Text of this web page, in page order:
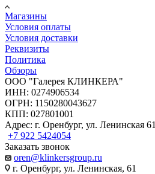
Магазины
Условия оплаты
Условия доставки
Реквизиты
Политика
Обзоры
ООО "Галерея КЛИНКЕРА"
ИНН: 0274906534
ОГРН: 1150280043627
КПП: 027801001
Адрес: г. Оренбург, ул. Ленинская 61
+7 922 5424054
Заказать звонок
oren@klinkersgroup.ru
г. Оренбург, ул. Ленинская, 61